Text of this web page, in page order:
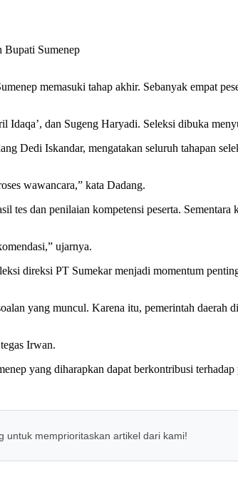
memasuki tahap akhir. Sebanyak empat
dan Sugeng Haryadi. Seleksi dibuka
Dedi Iskandar, mengatakan seluruh tahapan
wawancara,” kata Dadang.
tes dan penilaian kompetensi peserta.
ujarnya.
direksi PT Sumekar menjadi momentum
yang muncul. Karena itu, pemerintah daerah
Irwan.
yang diharapkan dapat berkontribusi
untuk memprioritaskan artikel dari kami!